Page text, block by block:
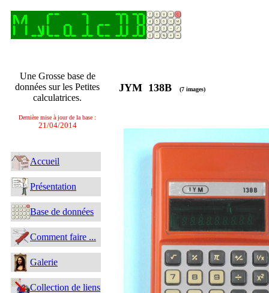
Une Grosse base de
données sur les Petites
calculatrices.
Dernière mise à jour de la base :
21/04/2014
Accueil
Présentation
Base de données
Comment faire ...
Galerie
Collection de liens
JYM 138B (7 images)